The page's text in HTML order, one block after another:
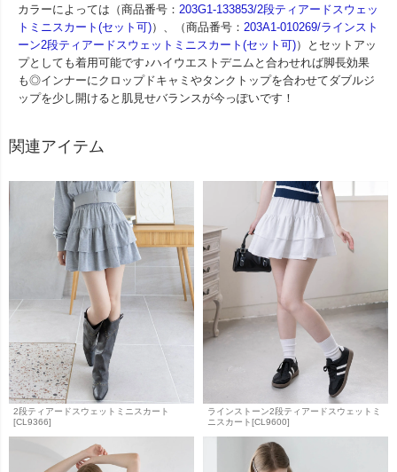
カラーによっては（商品番号： 203G1-133853/2段ティアードスウェッ
トミニスカート(セット可)）、（商品番号： 203A1-010269/ラインスト
ーン2段ティアードスウェットミニスカート(セット可)）とセットアッ
プとしても着用可能です♪ハイウエストデニムと合わせれば脚長効果
も◎インナーにクロップドキャミやタンクトップを合わせてダブルジ
ップを少し開けると肌見せバランスが今っぽいです！
関連アイテム
2段ティアードスウェットミニスカート
[CL9366]
ラインストーン2段ティアードスウェットミ
ニスカート[CL9600]